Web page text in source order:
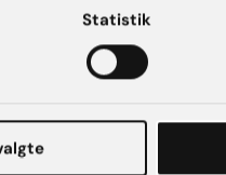
Statistik